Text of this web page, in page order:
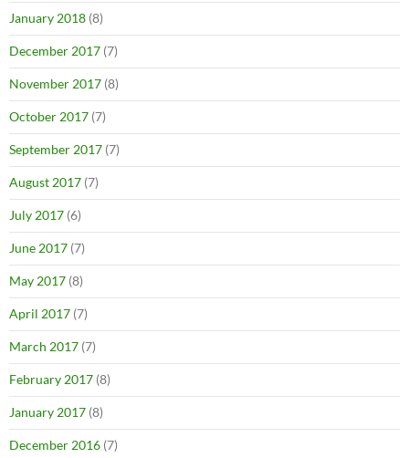
January 2018 (8)
December 2017 (7)
November 2017 (8)
October 2017 (7)
September 2017 (7)
August 2017 (7)
July 2017 (6)
June 2017 (7)
May 2017 (8)
April 2017 (7)
March 2017 (7)
February 2017 (8)
January 2017 (8)
December 2016 (7)